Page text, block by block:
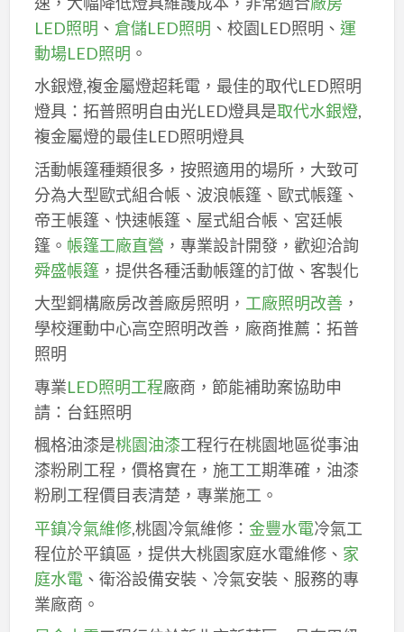
LED照明 、 倉儲LED照明 、校園LED照明、 運
動場LED照明 。
水銀燈,複金屬燈超耗電，最佳的取代LED照明
燈具：拓普照明自由光LED燈具是取代水銀燈,
複金屬燈的最佳LED照明燈具
活動帳篷種類很多，按照適用的場所，大致可
分為大型歐式組合帳、波浪帳篷、歐式帳篷、
帝王帳篷、快速帳篷、屋式組合帳、宮廷帳
篷。 帳篷工廠直營 ，專業設計開發，歡迎洽詢
舜盛帳篷，提供各種活動帳篷的訂做、客製化
大型鋼構廠房改善廠房照明， 工廠照明改善，
學校運動中心高空照明改善，廠商推薦：拓普
照明
專業LED照明工程廠商，節能補助案協助申
請：台鈺照明
楓格油漆是桃園油漆工程行在桃園地區從事油
漆粉刷工程，價格實在，施工工期準確，油漆
粉刷工程價目表清楚，專業施工。
平鎮冷氣維修,桃園冷氣維修： 金豐水電冷氣工
程位於平鎮區，提供大桃園家庭水電維修、 家
庭水電、衛浴設備安裝、冷氣安裝、服務的專
業廠商。